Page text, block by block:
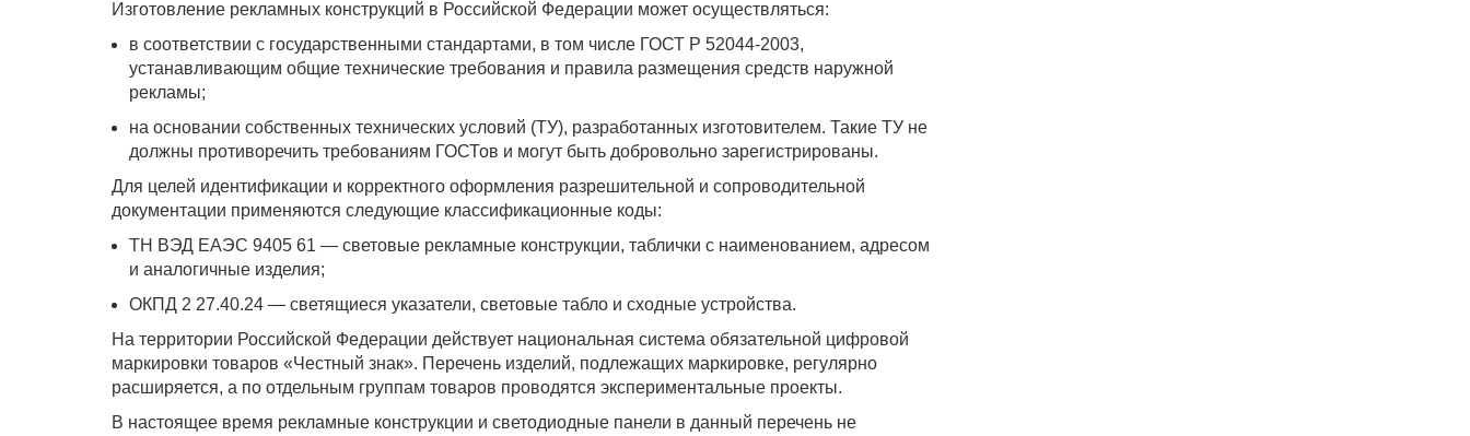
Изготовление рекламных конструкций в Российской Федерации может осуществляться:
в соответствии с государственными стандартами, в том числе ГОСТ Р 52044-2003,
устанавливающим общие технические требования и правила размещения средств наружной
рекламы;
на основании собственных технических условий (ТУ), разработанных изготовителем. Такие ТУ не
должны противоречить требованиям ГОСТов и могут быть добровольно зарегистрированы.
Для целей идентификации и корректного оформления разрешительной и сопроводительной
документации применяются следующие классификационные коды:
ТН ВЭД ЕАЭС 9405 61 — световые рекламные конструкции, таблички с наименованием, адресом
и аналогичные изделия;
ОКПД 2 27.40.24 — светящиеся указатели, световые табло и сходные устройства.
На территории Российской Федерации действует национальная система обязательной цифровой
маркировки товаров «Честный знак». Перечень изделий, подлежащих маркировке, регулярно
расширяется, а по отдельным группам товаров проводятся экспериментальные проекты.
В настоящее время рекламные конструкции и светодиодные панели в данный перечень не